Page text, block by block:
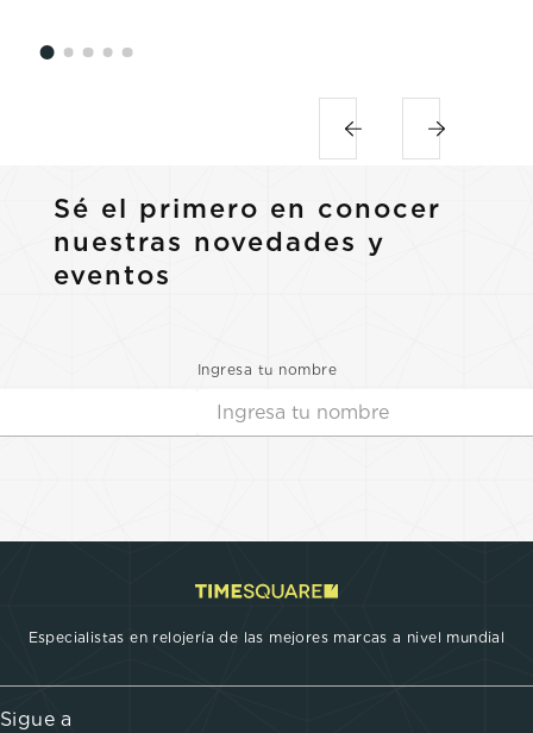
Sé el primero en conocer
nuestras novedades y
eventos
Ingresa tu nombre
Especialistas en relojería de las mejores marcas a nivel mundial
Sigue a